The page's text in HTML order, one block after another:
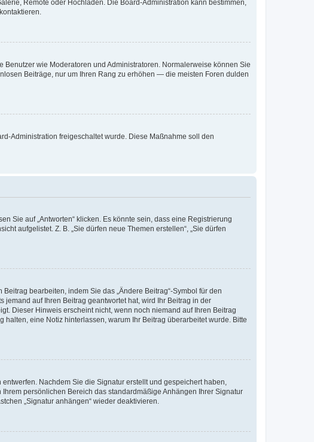
Remote oder Hochladen. Die Board-Administration kann bestimmen,
wie Moderatoren und Administratoren. Normalerweise können Sie
Beiträge, nur um Ihren Rang zu erhöhen — die meisten Foren dulden
Administration freigeschaltet wurde. Diese Maßnahme soll den
Sie auf „Antworten“ klicken. Es könnte sein, dass eine Registrierung
aufgelistet. Z. B. „Sie dürfen neue Themen erstellen“, „Sie dürfen
bearbeiten, indem Sie das „Ändere Beitrag“-Symbol für den
auf Ihren Beitrag geantwortet hat, wird Ihr Beitrag in der
Dieser Hinweis erscheint nicht, wenn noch niemand auf Ihren Beitrag
eine Notiz hinterlassen, warum Ihr Beitrag überarbeitet wurde. Bitte
Nachdem Sie die Signatur erstellt und gespeichert haben,
persönlichen Bereich das standardmäßige Anhängen Ihrer Signatur
„Signatur anhängen“ wieder deaktivieren.